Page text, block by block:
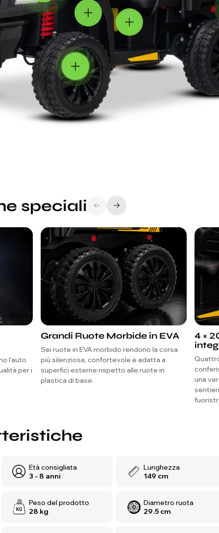
speciali
l'auto
per i
Grandi Ruote Morbide in EVA
Sei ruote in EVA morbido rendono la corsa
più silenziosa, confortevole e adatta a
superfici esterne rispetto alle ruote in
plastica di base.
4 ×
una
Età consigliata
3 - 8 anni
Lunghezza
149 cm
Peso del prodotto
28 kg
Diametro ruota
29.5 cm